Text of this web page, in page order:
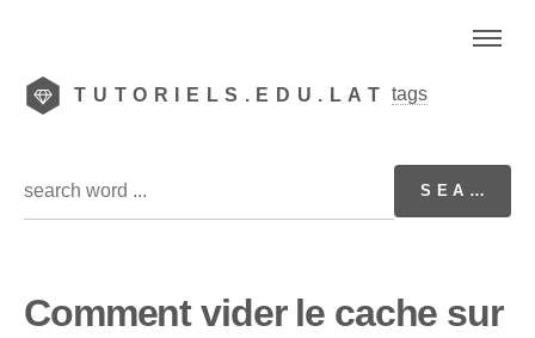
TUTORIELS.EDU.LAT tags
Comment vider le cache sur